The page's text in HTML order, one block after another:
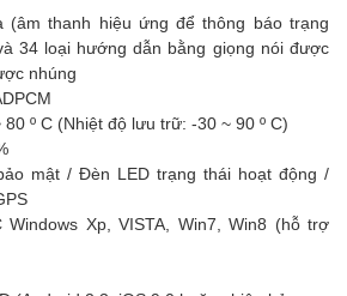
(âm thanh hiệu ứng để thông báo trạng
34 loại hướng dẫn bằng giọng nói được
nhúng
º C (Nhiệt độ lưu trữ: -30 ~ 90 º C)
mật / Đèn LED trạng thái hoạt động /
Windows Xp, VISTA, Win7, Win8 (hỗ trợ